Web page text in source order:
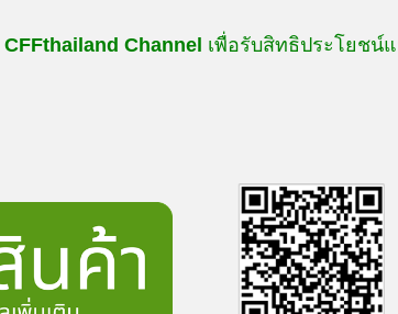
CFFthailand Channel เพื่อรับสิทธิประโยชน์